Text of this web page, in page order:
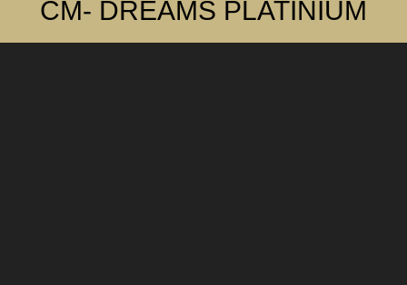
CM- DREAMS PLATINIUM